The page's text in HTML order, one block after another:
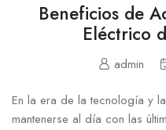
Beneficios de
Eléctrico
admin
En la era de la ⁤tecnología y
mantenerse‌ al día con ​las